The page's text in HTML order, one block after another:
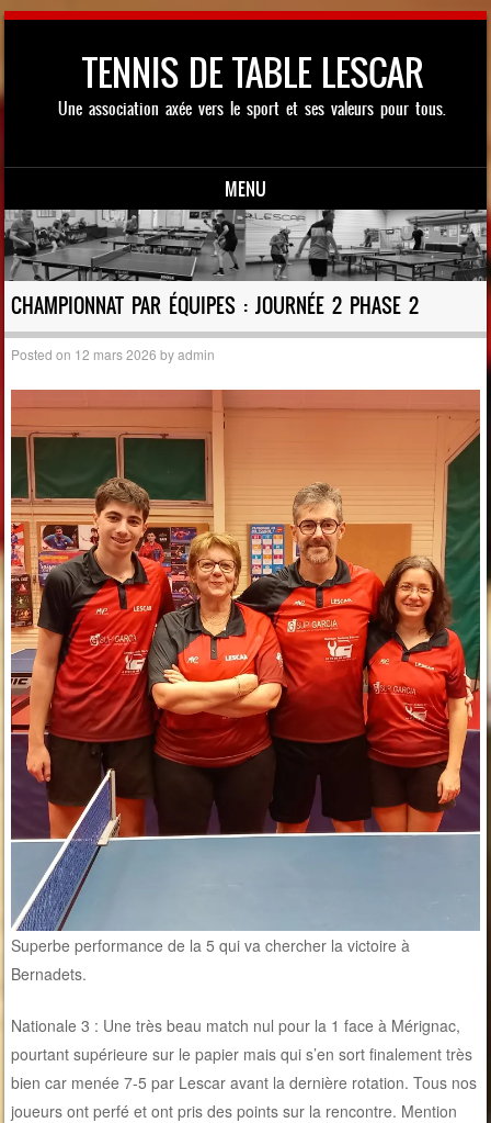
TENNIS DE TABLE LESCAR
Une association axée vers le sport et ses valeurs pour tous.
MENU
Skip to content
CHAMPIONNAT PAR ÉQUIPES : JOURNÉE 2 PHASE 2
Posted on 12 mars 2026 byadmin
Superbe performance de la 5 qui va chercher la victoire à
Bernadets.
Nationale 3 : Une très beau match nul pour la 1 face à Mérignac,
pourtant supérieure sur le papier mais qui s’en sort finalement très
bien car menée 7-5 par Lescar avant la dernière rotation. Tous nos
joueurs ont perfé et ont pris des points sur la rencontre. Mention